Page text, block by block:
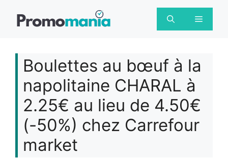
Menu
Boulettes au bœuf à la
napolitaine CHARAL à
2.25€ au lieu de 4.50€
(-50%) chez Carrefour
market